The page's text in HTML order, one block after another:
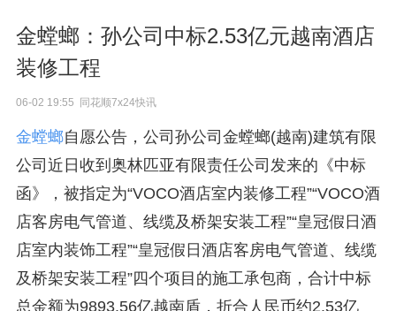
金螳螂：孙公司中标2.53亿元越南酒店
装修工程
06-02 19:55 同花顺7x24快讯
金螳螂自愿公告，公司孙公司金螳螂(越南)建筑有限
公司近日收到奥林匹亚有限责任公司发来的《中标
函》，被指定为“VOCO酒店室内装修工程”“VOCO酒
店客房电气管道、线缆及桥架安装工程”“皇冠假日酒
店室内装饰工程”“皇冠假日酒店客房电气管道、线缆
及桥架安装工程”四个项目的施工承包商，合计中标
总金额为9893.56亿越南盾，折合人民币约2.53亿